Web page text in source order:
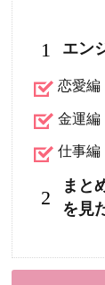
1 エン
恋愛編
金運編
仕事編
2
まと
を見